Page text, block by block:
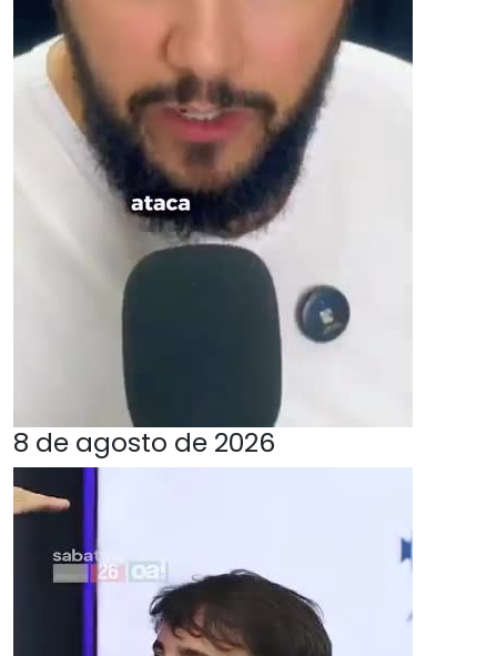
8 de agosto de 2026